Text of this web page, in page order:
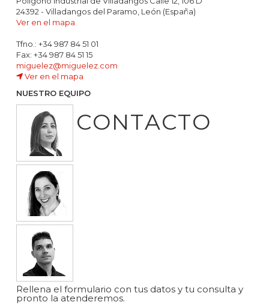
24392 - Villadangos del Paramo, León (España)
Ver en el mapa
Tfno.: +34 987 84 51 01
Fax: +34 987 84 51 15
miguelez@miguelez.com
Ver en el mapa
NUESTRO EQUIPO
CONTACTO
Rellena el formulario con tus datos y tu consulta y
pronto la atenderemos.